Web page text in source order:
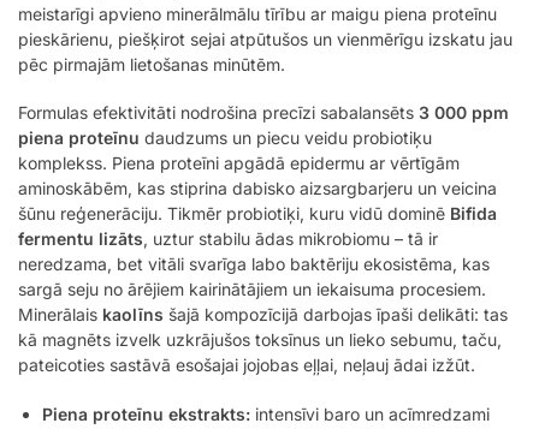
meistarīgi apvieno minerālmālu tīrību ar maigu piena proteīnu
pieskārienu, piešķirot sejai atpūtušos un vienmērīgu izskatu jau
pēc pirmajām lietošanas minūtēm.
Formulas efektivitāti nodrošina precīzi sabalansēts 3 000 ppm
piena proteīnu daudzums un piecu veidu probiotiķu
komplekss. Piena proteīni apgādā epidermu ar vērtīgām
aminoskābēm, kas stiprina dabisko aizsargbarjeru un veicina
šūnu reģenerāciju. Tikmēr probiotiķi, kuru vidū dominē Bifida
fermentu lizāts, uztur stabilu ādas mikrobiomu – tā ir
neredzama, bet vitāli svarīga labo baktēriju ekosistēma, kas
sargā seju no ārējiem kairinātājiem un iekaisuma procesiem.
Minerālais kaolīns šajā kompozīcijā darbojas īpaši delikāti: tas
kā magnēts izvelk uzkrājušos toksīnus un lieko sebumu, taču,
pateicoties sastāvā esošajai jojobas eļļai, neļauj ādai izžūt.
Piena proteīnu ekstrakts: intensīvi baro un acīmredzami